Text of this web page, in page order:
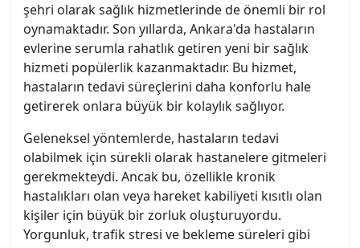
şehri olarak sağlık hizmetlerinde de önemli bir rol
oynamaktadır. Son yıllarda, Ankara'da hastaların
evlerine serumla rahatlık getiren yeni bir sağlık
hizmeti popülerlik kazanmaktadır. Bu hizmet,
hastaların tedavi süreçlerini daha konforlu hale
getirerek onlara büyük bir kolaylık sağlıyor.
Geleneksel yöntemlerde, hastaların tedavi
olabilmek için sürekli olarak hastanelere gitmeleri
gerekmekteydi. Ancak bu, özellikle kronik
hastalıkları olan veya hareket kabiliyeti kısıtlı olan
kişiler için büyük bir zorluk oluşturuyordu.
Yorgunluk, trafik stresi ve bekleme süreleri gibi